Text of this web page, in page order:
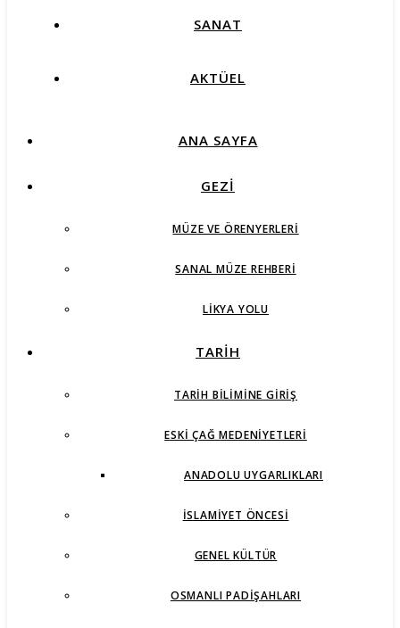
SANAT
AKTÜEL
ANA SAYFA
GEZİ
MÜZE VE ÖRENYERLERI
SANAL MÜZE REHBERI
LIKYA YOLU
TARİH
TARIH BILIMINE GIRIŞ
ESKI ÇAĞ MEDENIYETLERI
ANADOLU UYGARLIKLARI
İSLAMIYET ÖNCESI
GENEL KÜLTÜR
OSMANLI PADIŞAHLARI